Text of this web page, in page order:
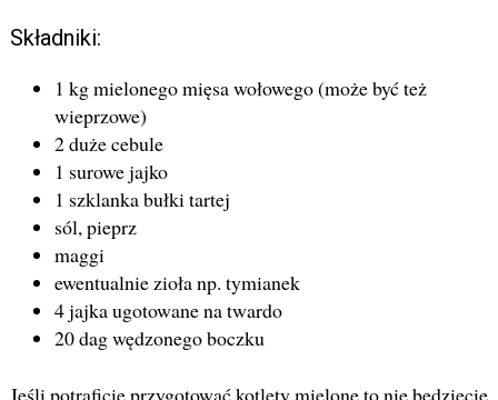
Składniki:
1 kg mielonego mięsa wołowego (może być też
wieprzowe)
2 duże cebule
1 surowe jajko
1 szklanka bułki tartej
sól, pieprz
maggi
ewentualnie zioła np. tymianek
4 jajka ugotowane na twardo
20 dag wędzonego boczku
Jeśli potraficie przygotować kotlety mielone to nie będziecie